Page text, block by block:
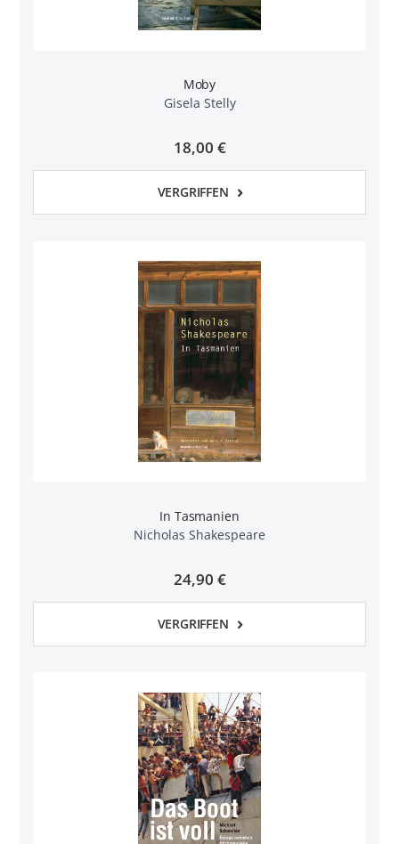
Moby
Gisela Stelly
18,00 €
VERGRIFFEN
In Tasmanien
Nicholas Shakespeare
24,90 €
VERGRIFFEN